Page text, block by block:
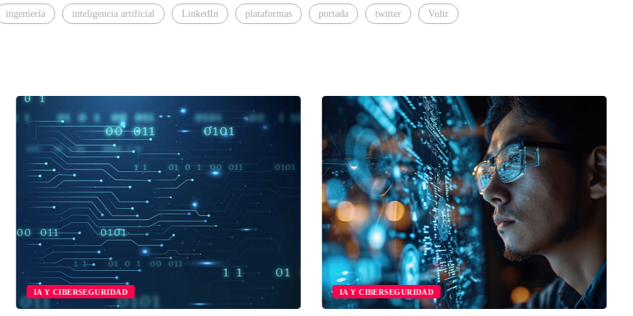
ingeniería inteligencia artificial LinkedIn plataformas portada twitter Vultr
IA Y CIBERSEGURIDAD IA Y CIBERSEGURIDAD